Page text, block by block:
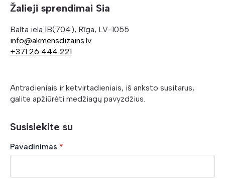
Žalieji sprendimai Sia
Balta iela 1B(704), Rīga, LV-1055
info@akmensdizains.lv
+371 26 444 221
Antradieniais ir ketvirtadieniais, iš anksto susitarus,
galite apžiūrėti medžiagų pavyzdžius.
Susisiekite su
Pavadinimas *